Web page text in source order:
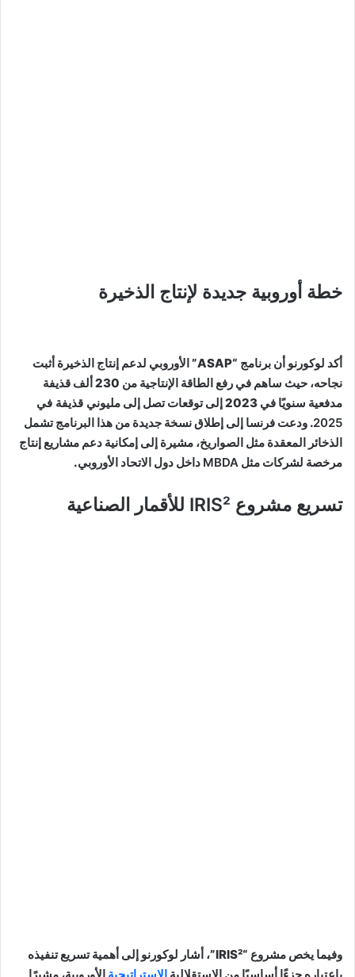
خطة أوروبية جديدة لإنتاج الذخيرة
أكد لوكورنو أن برنامج “ASAP” الأوروبي لدعم إنتاج الذخيرة أثبت
نجاحه، حيث ساهم في رفع الطاقة الإنتاجية من 230 ألف قذيفة
مدفعية سنويًا في 2023 إلى توقعات تصل إلى
مليوني قذيفة في
2025. ودعت فرنسا إلى إطلاق نسخة جديدة من هذا البرنامج تشمل
الذخائر المعقدة مثل الصواريخ، مشيرة إلى إمكانية دعم مشاريع إنتاج
مرخصة لشركات مثل MBDA داخل دول الاتحاد الأوروبي.
تسريع مشروع IRIS² للأقمار الصناعية
وفيما يخص مشروع “IRIS²”، أشار لوكورنو إلى أهمية تسريع تنفيذه